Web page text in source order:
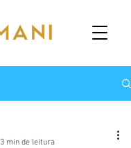
3 min de leitura